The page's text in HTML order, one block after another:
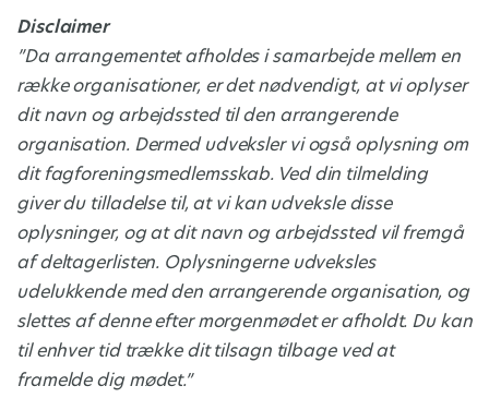
Disclaimer
”Da arrangementet afholdes i samarbejde mellem en
række organisationer, er det nødvendigt, at vi oplyser
dit navn og arbejdssted til den arrangerende
organisation. Dermed udveksler vi også oplysning om
dit fagforeningsmedlemsskab. Ved din tilmelding
giver du tilladelse til, at vi kan udveksle disse
oplysninger, og at dit navn og arbejdssted vil fremgå
af deltagerlisten. Oplysningerne udveksles
udelukkende med den arrangerende organisation, og
slettes af denne efter morgenmødet er afholdt. Du kan
til enhver tid trække dit tilsagn tilbage ved at
framelde dig mødet.”